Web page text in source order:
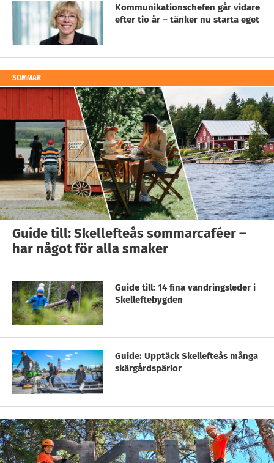
Kommunikationschefen går vidare
efter tio år – tänker nu starta eget
SOMMAR
Guide till: Skellefteås sommarcaféer –
har något för alla smaker
Guide till: 14 fina vandringsleder i
Skelleftebygden
Guide: Upptäck Skellefteås många
skärgårdspärlor